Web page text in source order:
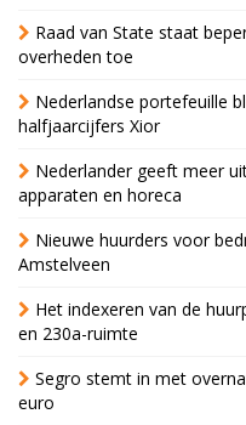
Raad van State staat
overheden toe
Nederlandse portefeuille
halfjaarcijfers Xior
Nederlander geeft meer
apparaten en horeca
Nieuwe huurders voor
Amstelveen
Het indexeren van de
en 230a-ruimte
Segro stemt in met
euro